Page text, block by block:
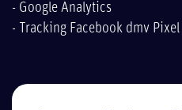
- Google Analytics
- Tracking Facebook dmv Pixel